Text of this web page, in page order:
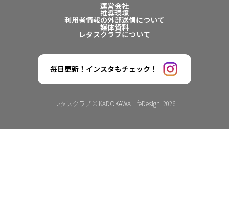
運営会社
推奨環境
利用者情報の外部送信について
媒体資料
レタスクラブについて
毎日更新！インスタもチェック！
レタスクラブ © KADOKAWA LifeDesign. 2026